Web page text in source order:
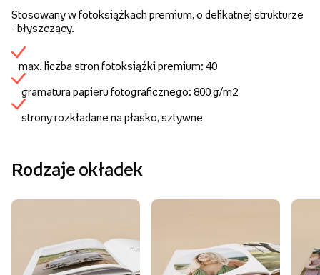
Stosowany w fotoksiążkach premium, o delikatnej strukturze
- błyszczący.
max. liczba stron fotoksiążki premium: 40
gramatura papieru fotograficznego: 800 g/m2
strony rozkładane na płasko, sztywne
Rodzaje okładek